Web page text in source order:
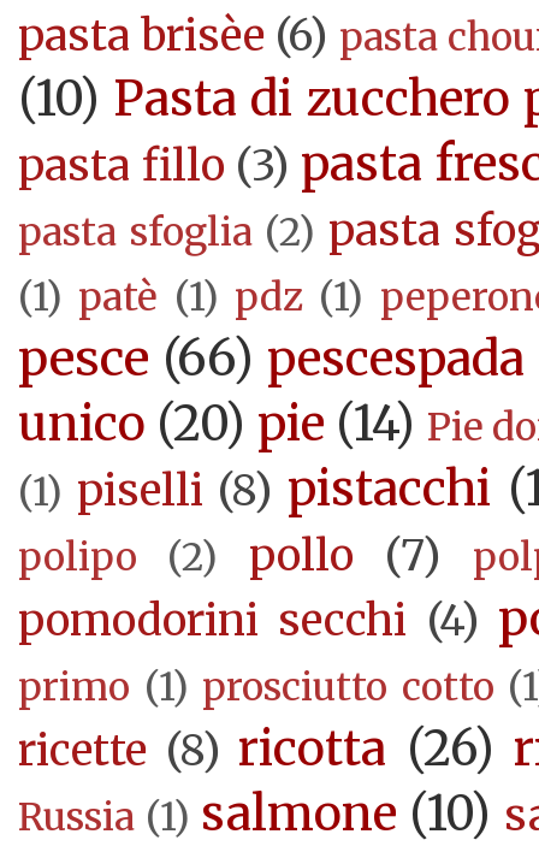
pasta brisèe (6) pasta
(10) Pasta di zucchero
pasta fillo (3) pasta
pasta sfoglia (2) pasta
(1) patè (1) pdz (1)
pesce (66) pescespada
unico (20) pie (14) Pie
(1) piselli (8) pistacchi
polipo (2) pollo (7)
pomodorini secchi (4)
primo (1) prosciutto cotto
ricette (8) ricotta (26)
Russia (1) salmone (10)